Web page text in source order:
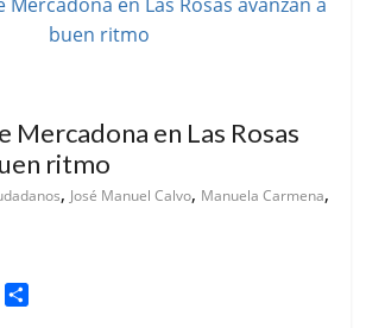
Mercadona en Las Rosas
ritmo
, José Manuel Calvo, Manuela Carmena,